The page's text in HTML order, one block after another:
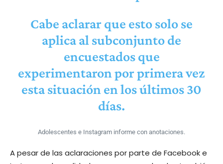
Cabe aclarar que esto solo se
aplica al subconjunto de
encuestados que
experimentaron por primera vez
esta situación en los últimos 30
días.
Adolescentes e Instagram informe con anotaciones.
A pesar de las aclaraciones por parte de Facebook e